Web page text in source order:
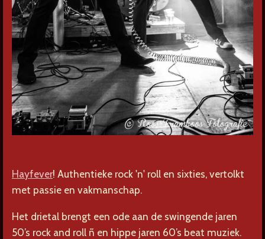
Hayfever! Authentieke rock 'n' roll en sixties, vertolkt
met passie en vakmanschap.​
Het drietal brengt een ode aan de swingende jaren
50’s rock and roll ñ en hippe jaren 60’s beat muziek.